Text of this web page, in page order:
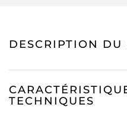
DESCRIPTION DU
TECHNIQUES